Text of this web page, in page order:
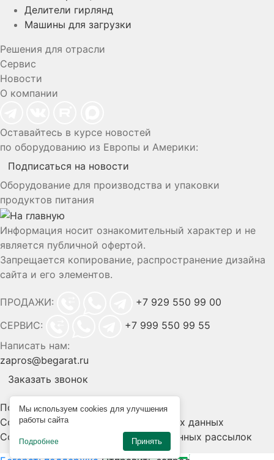
Мы используем cookies для улучшения
работы сайта
Подробнее Принять
Делители гирлянд
Машины для загрузки
Решения для отрасли
Сервис
Новости
О компании
Оставайтесь в курсе новостей
по оборудованию из Европы и Америки:
Подписаться на новости
Оборудование для производства и упаковки
продуктов питания
Информация носит ознакомительный характер и не
является публичной офертой.
Запрещается копирование, распространение дизайна
сайта и его элементов.
ПРОДАЖИ:
+7 929 550 99 00
СЕРВИС:
+7 999 550 99 55
Написать нам:
zapros@begarat.ru
Заказать звонок
Политика конфиденциальности
Согласие на обработку персональных данных
Согласие на получение информационных рассылок